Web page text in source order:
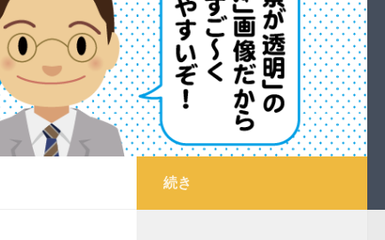
続き